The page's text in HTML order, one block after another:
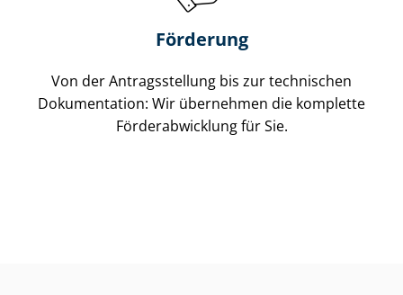
Förderung
Von der Antragsstellung bis zur technischen
Dokumentation: Wir übernehmen die komplette
För­der­ab­wick­lung für Sie.